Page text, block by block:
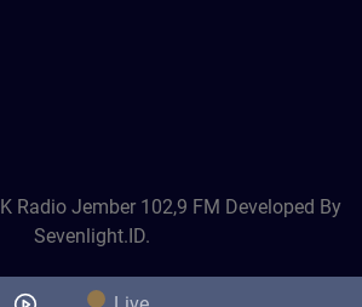
K Radio Jember 102,9 FM Developed By
Sevenlight.ID.